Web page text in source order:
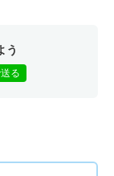
う
る